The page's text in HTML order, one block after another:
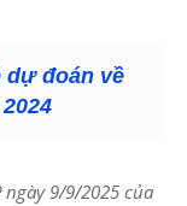
dự đoán về
ngày 9/9/2025 của